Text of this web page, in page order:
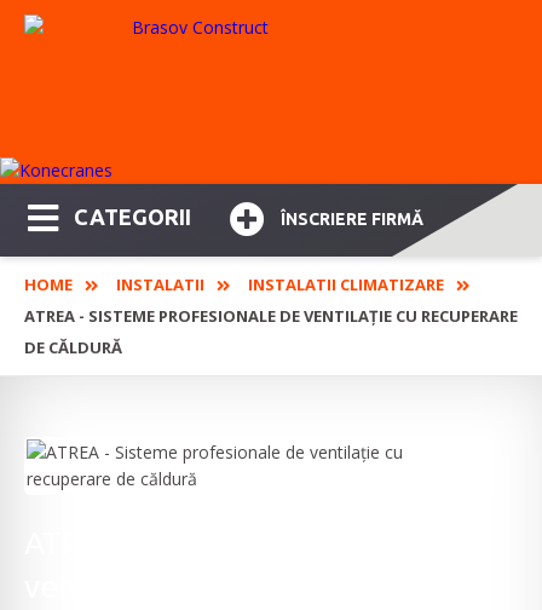
CATEGORII ÎNSCRIERE FIRMĂ
HOME INSTALATII
INSTALATII CLIMATIZARE
ATREA - SISTEME PROFESIONALE DE VENTILAȚIE CU RECUPERARE
DE CĂLDURĂ